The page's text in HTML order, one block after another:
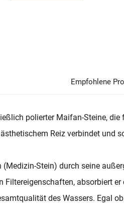
Empfohlene
polierter Maifan-Steine,
Reiz verbindet und
Stein) durch seine
absorbiert
des Wassers. Egal